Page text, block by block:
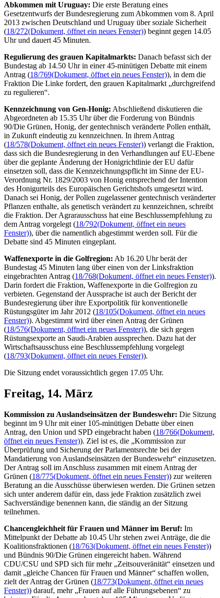
Abkommen mit Uruguay: Die erste Beratung eines
Gesetzentwurfs der Bundesregierung zum Abkommen vom 8. April
2013 zwischen Deutschland und Uruguay über soziale Sicherheit
(18/272(Dokument, öffnet ein neues Fenster)) beginnt gegen 14.05
Uhr und dauert 45 Minuten.
Regulierung des grauen Kapitalmarkts: Danach befasst sich der
Bundestag ab 14.50 Uhr in einer 45-minütigen Debatte mit einem
Antrag (18/769(Dokument, öffnet ein neues Fenster)), in dem die
Fraktion Die Linke fordert, den grauen Kapitalmarkt „durchgreifend
zu regulieren“.
Kennzeichnung von Gen-Honig: Abschließend diskutieren die
Abgeordneten ab 15.35 Uhr über die Forderung von Bündnis
90/Die Grünen, Honig, der gentechnisch veränderte Pollen enthält,
in Zukunft eindeutig zu kennzeichnen. In ihrem Antrag
(18/578(Dokument, öffnet ein neues Fenster)) verlangt die Fraktion,
dass sich die Bundesregierung in den Verhandlungen auf EU-Ebene
über die geplante Änderung der Honigrichtlinie der EU dafür
einsetzen soll, dass die Kennzeichnungspflicht im Sinne der EU-
Verordnung Nr. 1829/2003 von Honig entsprechend der Intention
des Honigurteils des Europäischen Gerichtshofs umgesetzt wird.
Danach sei Honig, der Pollen zugelassener gentechnisch veränderter
Pflanzen enthalte, als genetisch verändert zu kennzeichnen, schreibt
die Fraktion. Der Agrarausschuss hat eine Beschlussempfehlung zu
dem Antrag vorgelegt (18/792(Dokument, öffnet ein neues
Fenster)), über die namentlich abgestimmt werden soll. Für die
Debatte sind 45 Minuten eingeplant.
Waffenexporte in die Golfregion: Ab 16.20 Uhr berät der
Bundestag 45 Minuten lang über einen von der Linksfraktion
eingebrachten Antrag (18/768(Dokument, öffnet ein neues Fenster)).
Darin fordert die Fraktion, Waffenexporte in die Golfregion zu
verbieten. Gegenstand der Aussprache ist auch der Bericht der
Bundesregierung über ihre Exportpolitik für konventionelle
Rüstungsgüter im Jahr 2012 (18/105(Dokument, öffnet ein neues
Fenster)). Abgestimmt wird über einen Antrag der Grünen
(18/576(Dokument, öffnet ein neues Fenster)), die sich gegen
Rüstungsexporte an Saudi-Arabien aussprechen. Dazu hat der
Wirtschaftsausschuss eine Beschlussempfehlung vorgelegt
(18/793(Dokument, öffnet ein neues Fenster)).
Die Sitzung endet voraussichtlich gegen 17.05 Uhr.
Freitag, 14. März
Kommission zu Auslandseinsätzen der Bundeswehr: Die Sitzung
beginnt im 9 Uhr mit einer 105-minütigen Debatte über einen
Antrag, den Union und SPD eingebracht haben (18/766(Dokument,
öffnet ein neues Fenster)). Ziel ist es, die „Kommission zur
Überprüfung und Sicherung der Parlamentsrechte bei der
Mandatierung von Auslandseinsätzen der Bundeswehr“ einzusetzen.
Der Antrag soll im Anschluss zusammen mit einem Antrag der
Grünen (18/775(Dokument, öffnet ein neues Fenster)) zur weiteren
Beratung an die Ausschüsse überwiesen werden. Die Grünen setzen
sich unter anderem dafür ein, dass jede Fraktion zusätzlich zwei
Sachverständige benennen kann, die ständig an der Sitzung
teilnehmen.
Chancengleichheit für Frauen und Männer im Beruf: Im
Mittelpunkt der Debatte ab 10.45 Uhr stehen zwei Anträge, die die
Koalitionsfraktionen (18/763(Dokument, öffnet ein neues Fenster))
und Bündnis 90/Die Grünen eingereicht haben. Während
CDU/CSU und SPD sich für mehr „Zeitsouveränität“ einsetzen und
damit „gleiche Chancen für Frauen und Männer“ schaffen wollen,
zielt der Antrag der Grünen (18/773(Dokument, öffnet ein neues
Fenster)) darauf, mehr „Frauen auf alle Führungsebenen“ zu